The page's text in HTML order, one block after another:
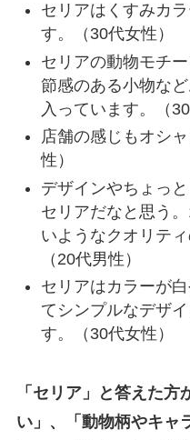
セリアはくすみカ
す。（30代女性）
セリアの動物モチ
節感のある小物な
入っています。（30
店舗の感じもオシ
性）
デザインやちょっ
セリアだなと思う
いようなクオリテ
（20代男性）
セリアはカラーが
てシンプルなデザ
す。（30代女性）
「セリア」と答えた
い」、「動物柄やキャ